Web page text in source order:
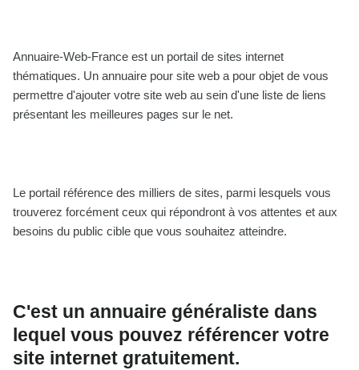
Annuaire-Web-France est un portail de sites internet
thématiques. Un annuaire pour site web a pour objet de vous
permettre d'ajouter votre site web au sein d'une liste de liens
présentant les meilleures pages sur le net.
Le portail référence des milliers de sites, parmi lesquels vous
trouverez forcément ceux qui répondront à vos attentes et aux
besoins du public cible que vous souhaitez atteindre.
C'est un annuaire généraliste dans
lequel vous pouvez référencer votre
site internet gratuitement.